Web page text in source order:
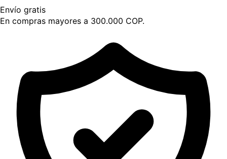
Envío gratis
En compras mayores a 300.000 COP.